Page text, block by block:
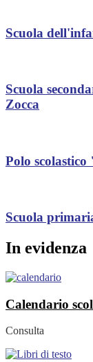
Scuola
Scuola
Zocca
Polo
Scuola
In evidenza
Calendario
Consulta